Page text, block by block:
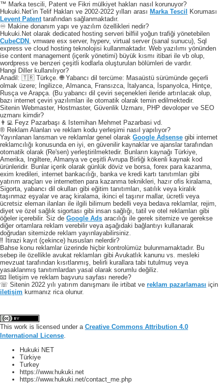
™ Marka tescili, Patent ve Fikri mülkiyet hakları nasıl korunuyor?
Hukuki.Net’in Telif Hakları ve 2002-2022 yılları arası Marka Tescil
Koruması
Levent Patenttarafından sağlanmaktadır.
♾️ Makine donanım yapı ve yazılım özellikleri nedir?
Hukuki.Net olarak dedicated hosting serveri bilfiil yoğun trafiği yönetebilen
CubeCDN , vmware esx server, hyperv, virtual server (sanal sunucu), Sql
express ve cloud hosting teknolojisi kullanmaktadır. Web yazılımı yönünden
ise content management (içerik yönetimi) büyük kısmı itibari ile vb olup,
wordpress ve benzeri çeşitli kodlarla oluşturulan bölümleri de vardır.
Hangi Diller kullanılıyor?
Anadil: 🇹🇷 Türkçe. 🌐 Yabancı dil tercüme: Masaüstü sürümünde geçerli
olmak üzere; İngilizce, Almanca, Fransızca, İtalyanca, İspanyolca, Hintçe,
Rusça ve Arapça. (Bu yabancı dil çeviri seçenekleri ileride artırılacak olup,
bazı internet çeviri yazılımları ile otomatik olarak temin edilmektedir.
Sitenin Webmaster, Hostmaster, Güvenlik Uzmanı, PHP devoloper ve SEO
uzmanı kimdir?
👨‍💻 Feyz Pazarbaşı & Istemihan Mehmet Pazarbasi vd.
® Reklam Alanları ve reklam kodu yerleşimi nasıl yapılıyor?
Yayınlanan lansman ve reklamlar genel olarak Google Adsense gibi internet
reklamcılığı konusunda en iyi, en güvenilir kaynaklar ve ajanslar tarafından
otomatik olarak (Re'sen) yerleştirilmektedir. Bunların kaynağı Türkiye,
Amerika, Ingiltere, Almanya ve çeşitli Avrupa Birliği kökenli kaynak kod
ürünleridir. Bunlar içerik olarak günlük döviz ve borsa, forex para kazanma,
exim kredileri, internet bankacılığı, banka ve kredi kartı tanıtımları gibi
yatırım araçları ve internetten para kazanma teknikleri, hazır ofis kiralama,
Sigorta, yabancı dil okulları gibi eğitim tanıtımları, satılık veya kiralık
taşınmaz eşyalar ve araç kiralama, ikinci el taşınır mallar, ücretli veya
ücretsiz eleman ilanları ile ilgili bilimum bedelli veya bedava reklamlar, rejim,
diyet ve özel sağlık sigortası gibi insan sağlığı, tatil ve otel reklamları gibi
öğeler içerebilir. Siz de Google Ads aracılığı ile gerek sitemize ve gerekse
diğer ortamlara reklam verebilir veya aşağıdaki bağlantıyı kullanarak
doğrudan sitemizde reklam yayınlayabilirsiniz.
‼️ İtirazi kayıt (çekince) hususları nelerdir?
Bahse konu reklamlar üzerinde hiçbir kontrolümüz bulunmamaktadır. Bu
sebep ile özellikle avukat reklamları gibi Avukatlık kanunu vs. mesleki
mevzuat tarafından kısıtlanmış, belirli kurallara tabi tutulmuş veya
yasaklanmış tanıtımlardan yasal olarak sorumlu değiliz.
📧 İletişim ve reklam başvuru sayfası nerede?
☏ Sitenin 2022 yılı yatırım danışmanı ile irtibat ve reklam pazarlaması için
iletişim kurmanız rica olunur.
This work is licensed under a Creative Commons Attribution 4.0
International License.
Hukuki NET
Türkiye
Turkey
https://www.hukuki.net
https://www.hukuki.net/contact_me.php